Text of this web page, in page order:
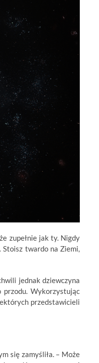
zupełnie jak ty. Nigdy
Stoisz twardo na Ziemi,
jednak dziewczyna
przodu. Wykorzystując
przedstawicieli
się zamyśliła. – Może